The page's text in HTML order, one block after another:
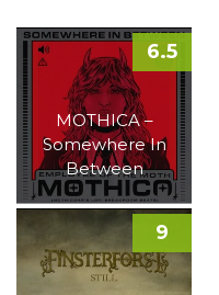
MOTHICA –
Somewhere In
Between
6.5
9